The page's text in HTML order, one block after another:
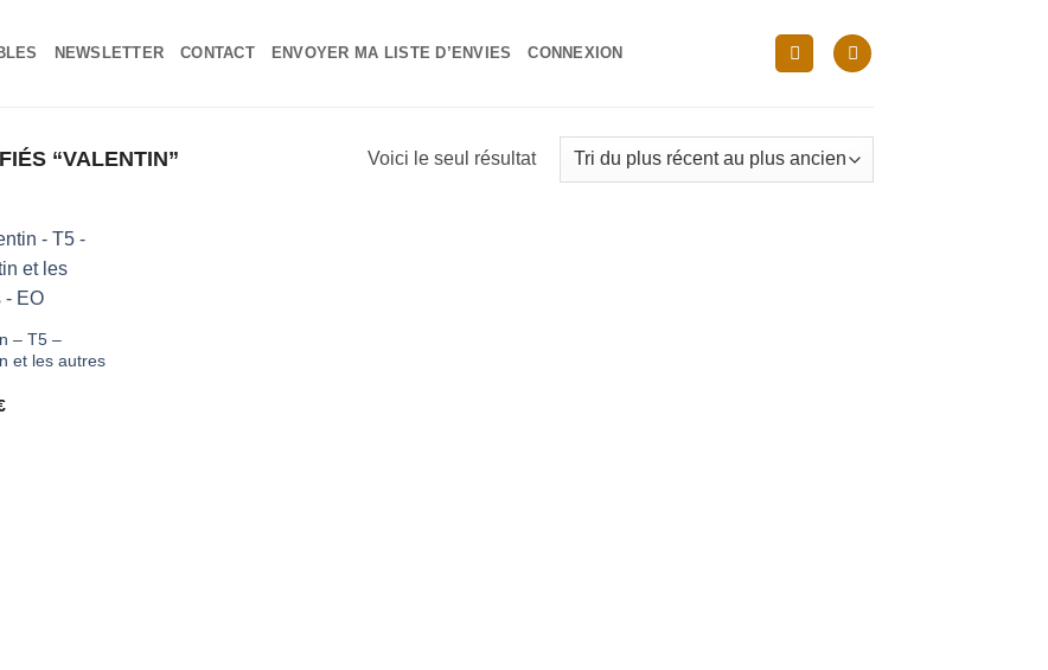
NEWSLETTER CONTACT ENVOYER MA LISTE D’ENVIES CONNEXION
“VALENTIN” Voici le seul résultat
Ajouter
liste
– T5 –
et les autres